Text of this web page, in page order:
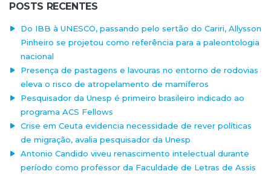
POSTS RECENTES
Do IBB à UNESCO, passando pelo sertão do Cariri, Allysson
Pinheiro se projetou como referência para a paleontologia
nacional
Presença de pastagens e lavouras no entorno de rodovias
eleva o risco de atropelamento de mamíferos
Pesquisador da Unesp é primeiro brasileiro indicado ao
programa ACS Fellows
Crise em Ceuta evidencia necessidade de rever políticas
de migração, avalia pesquisador da Unesp
Antonio Candido viveu renascimento intelectual durante
período como professor da Faculdade de Letras de Assis